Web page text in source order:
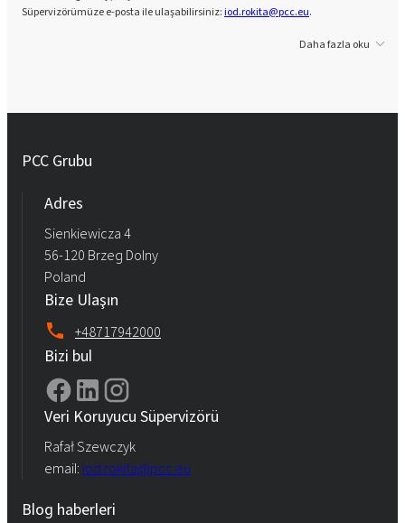
Süpervizörümüze e-posta ile ulaşabilirsiniz:iod.rokita@pcc.eu.
Daha fazla oku
PCC Grubu
Adres
Sienkiewicza 4
56-120 Brzeg Dolny
Poland
Bize Ulaşın
+48717942000
Bizi bul
Veri Koruyucu Süpervizörü
Rafał Szewczyk
email: iod.rokita@pcc.eu
Blog haberleri